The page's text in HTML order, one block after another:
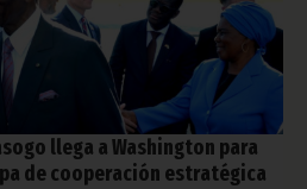
llega a Washington para
de cooperación estratégica